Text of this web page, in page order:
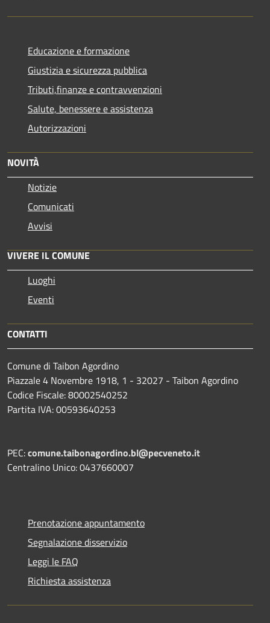
Educazione e formazione
Giustizia e sicurezza pubblica
Tributi,finanze e contravvenzioni
Salute, benessere e assistenza
Autorizzazioni
NOVITÀ
Notizie
Comunicati
Avvisi
VIVERE IL COMUNE
Luoghi
Eventi
CONTATTI
Comune di Taibon Agordino
Piazzale 4 Novembre 1918, 1 - 32027 - Taibon Agordino
Codice Fiscale: 80002540252
Partita IVA: 00593640253
PEC:comune.taibonagordino.bl@pecveneto.it
Centralino Unico: 0437660007
Prenotazione appuntamento
Segnalazione disservizio
Leggi le FAQ
Richiesta assistenza